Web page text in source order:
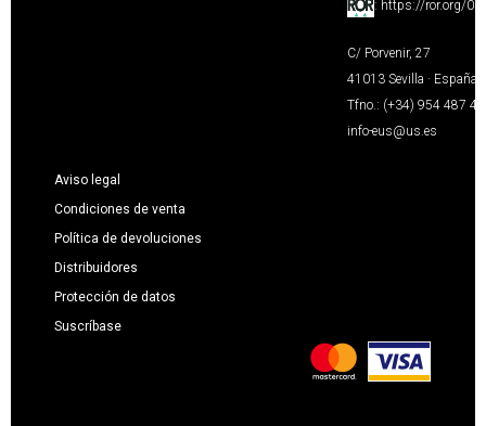
: https://ror.org/
C/ Porvenir, 27
41013 Sevilla · España
Tfno.: (+34) 954 487
info-eus@us.es
Aviso legal
Condiciones de venta
Política de devoluciones
Distribuidores
Protección de datos
Suscríbase